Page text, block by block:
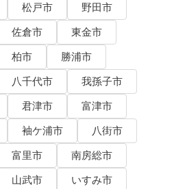
松戸市
野田市
佐倉市
東金市
柏市
勝浦市
八千代市
我孫子市
君津市
富津市
袖ケ浦市
八街市
富里市
南房総市
山武市
いすみ市